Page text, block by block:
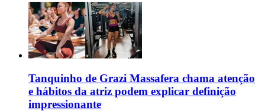
Tanquinho de Grazi Massafera chama atenção
e hábitos da atriz podem explicar definição
impressionante